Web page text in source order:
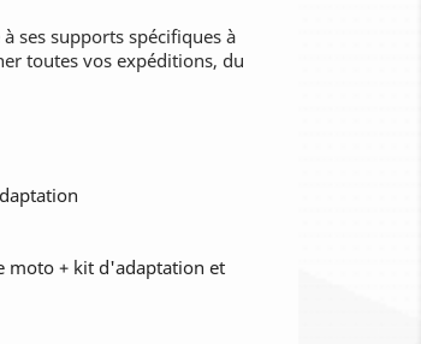
ses supports spécifiques à
toutes vos expéditions, du
moto + kit d'adaptation et